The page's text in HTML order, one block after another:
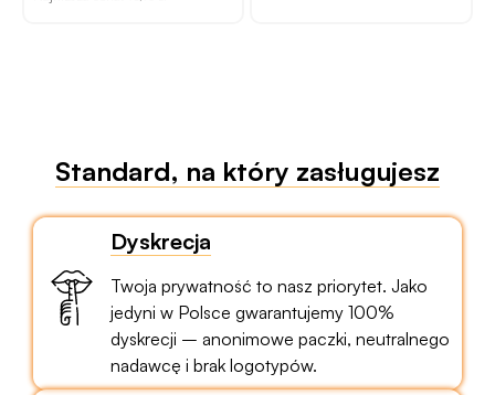
Standard, na który zasługujesz
Dyskrecja
Twoja prywatność to nasz priorytet. Jako
jedyni w Polsce gwarantujemy 100%
dyskrecji – anonimowe paczki, neutralnego
nadawcę i brak logotypów.